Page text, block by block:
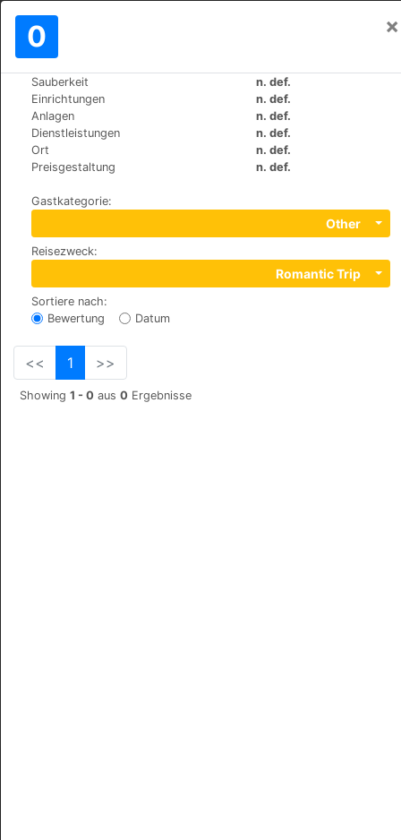
0 ×
Sauberkeit
n. def.
Einrichtungen
n. def.
Anlagen
n. def.
Dienstleistungen
n. def.
Ort
n. def.
Preisgestaltung
n. def.
Gastkategorie:
Other
Reisezweck:
Romantic Trip
Sortiere nach:
Bewertung
Datum
<< 1 >>
Showing 1 - 0 aus 0 Ergebnisse
Weltweit>Turkey
Dere Suites Cappadocia
Dereler Mah. No:49, 50400